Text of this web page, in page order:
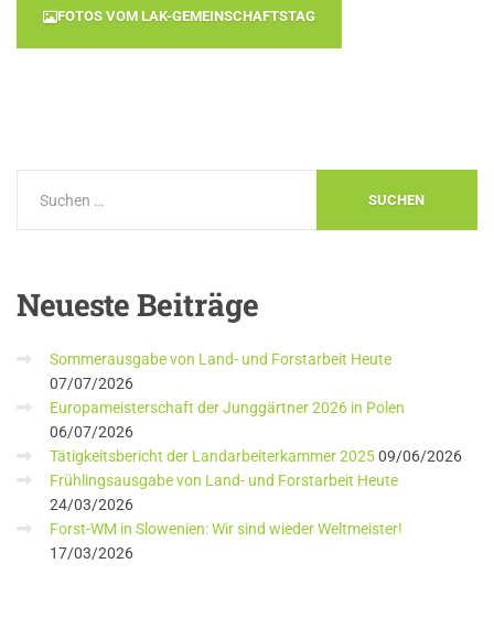
FOTOS VOM LAK-GEMEINSCHAFTSTAG
NeuesteBeiträge
Sommerausgabe von Land- und Forstarbeit Heute
07/07/2026
Europameisterschaft der Junggärtner 2026 in Polen
06/07/2026
Tätigkeitsbericht der Landarbeiterkammer 202509/06/2026
Frühlingsausgabe von Land- und Forstarbeit Heute
24/03/2026
Forst-WM in Slowenien: Wir sind wieder Weltmeister!
17/03/2026